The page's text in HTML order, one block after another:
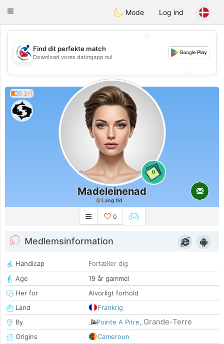
Handi Space
Toggle
Mode Log ind
💖
💕
Find dit perfekte match
Download vores datingapp nu!
0.3/1
0
Madeleinenad
Lang tid
0
Medlemsinformation
Handicap
Fortæller dig
Age
19 år gammel
Her for
Alvorligt forhold
Land
Frankrig
By
Pointe A Pitre, Grande-Terre
Origins
Cameroun